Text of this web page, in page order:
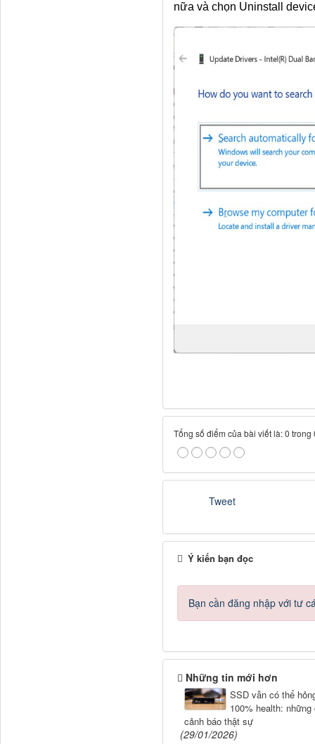
nữa và chọn Uninstall
Tổng số điểm của bài viết là: 0 trong
Tweet
Ý kiến bạn đọc
Bạn cần đăng nhập với tư
Những tin mới hơn
SSD vẫn có thể
100% health: những
cảnh báo thật sự
(29/01/2026)